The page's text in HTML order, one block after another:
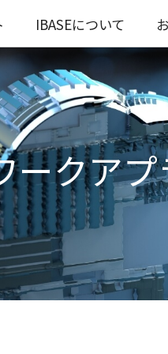
IBASEについて
ークア